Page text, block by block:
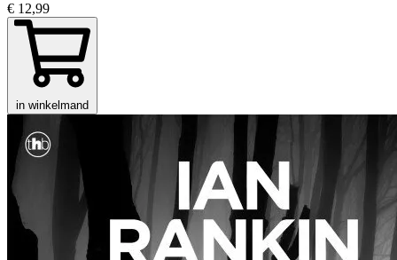
€ 12,99
in winkelmand